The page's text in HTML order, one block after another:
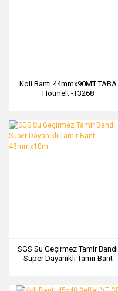
Koli Bantı 44mmx90MT TABA
Hotmelt -T3268
SGS Su Geçirmez Tamir Bandı
Süper Dayanıklı Tamir Bant